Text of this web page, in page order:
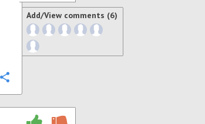
Add/View comments (6)